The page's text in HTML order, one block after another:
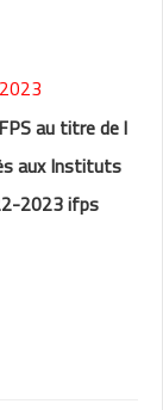
au titre de l
aux Instituts
2023 ifps